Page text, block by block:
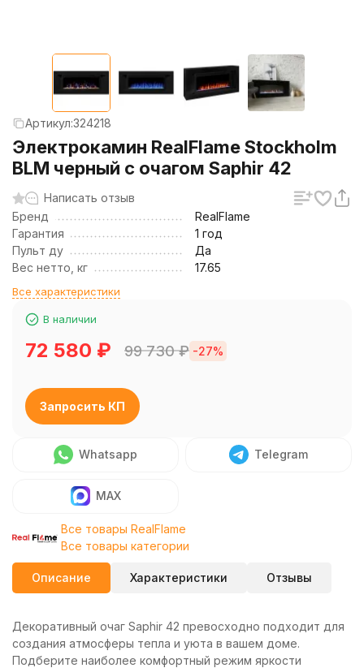
Артикул:324218
Электрокамин RealFlame Stockholm
BLM черный с очагом Saphir 42
Написать отзыв
Бренд
RealFlame
Гарантия
1 год
Пульт ду
Да
Вес нетто, кг
17.65
Все характеристики
В наличии
72 580 ₽ 99 730₽ -27%
Запросить КП
Whatsapp Telegram
MAX
Все товары RealFlame
Все товары категории
Описание Характеристики Отзывы
Декоративный очаг Saphir 42 превосходно подходит для
создания атмосферы тепла и уюта в вашем доме.
Подберите наиболее комфортный режим яркости